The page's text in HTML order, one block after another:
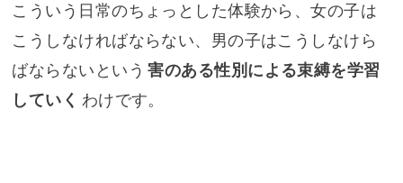
こういう日常のちょっとした体験から、女の子は
こうしなければならない、男の子はこうしなけら
ばならないという 害のある性別による束縛を学習
していく わけです。